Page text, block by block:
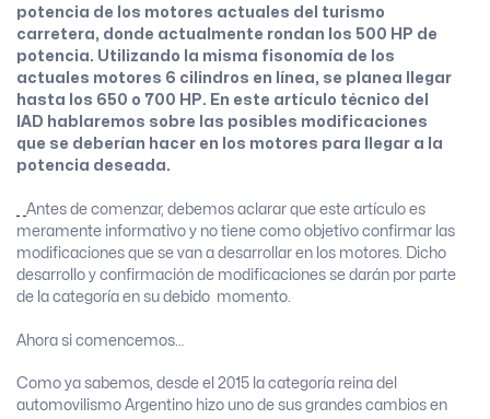
potencia de los motores actuales del turismo
carretera, donde actualmente rondan los 500 HP de
potencia. Utilizando la misma fisonomía de los
actuales motores 6 cilindros en línea, se planea llegar
hasta los 650 o 700 HP. En este artículo técnico del
IAD hablaremos sobre las posibles modificaciones
que se deberían hacer en los motores para llegar a la
potencia deseada.
Antes de comenzar, debemos aclarar que este artículo es
meramente informativo y no tiene como objetivo confirmar las
modificaciones que se van a desarrollar en los motores. Dicho
desarrollo y confirmación de modificaciones se darán por parte
de la categoría en su debido momento.
Ahora si comencemos…
Como ya sabemos, desde el 2015 la categoría reina del
automovilismo Argentino hizo uno de sus grandes cambios en